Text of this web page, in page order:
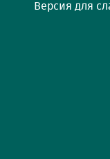
Версия для